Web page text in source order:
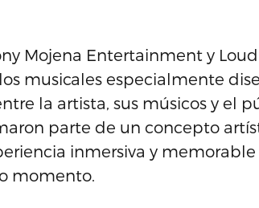
Mojena Entertainment y Loud
musicales especialmente
la artista, sus músicos y el
parte de un concepto
inmersiva y
momento.